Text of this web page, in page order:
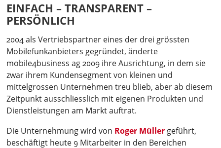
EINFACH – TRANSPARENT –
PERSÖNLICH
2004 als Vertriebspartner eines der drei grössten
Mobilefunkanbieters gegründet, änderte
mobile4business ag 2009 ihre Ausrichtung, in dem sie
zwar ihrem Kundensegment von kleinen und
mittelgrossen Unternehmen treu blieb, aber ab diesem
Zeitpunkt ausschliesslich mit eigenen Produkten und
Dienstleistungen am Markt auftrat.
Die Unternehmung wird von Roger Müller geführt,
beschäftigt heute 9 Mitarbeiter in den Bereichen